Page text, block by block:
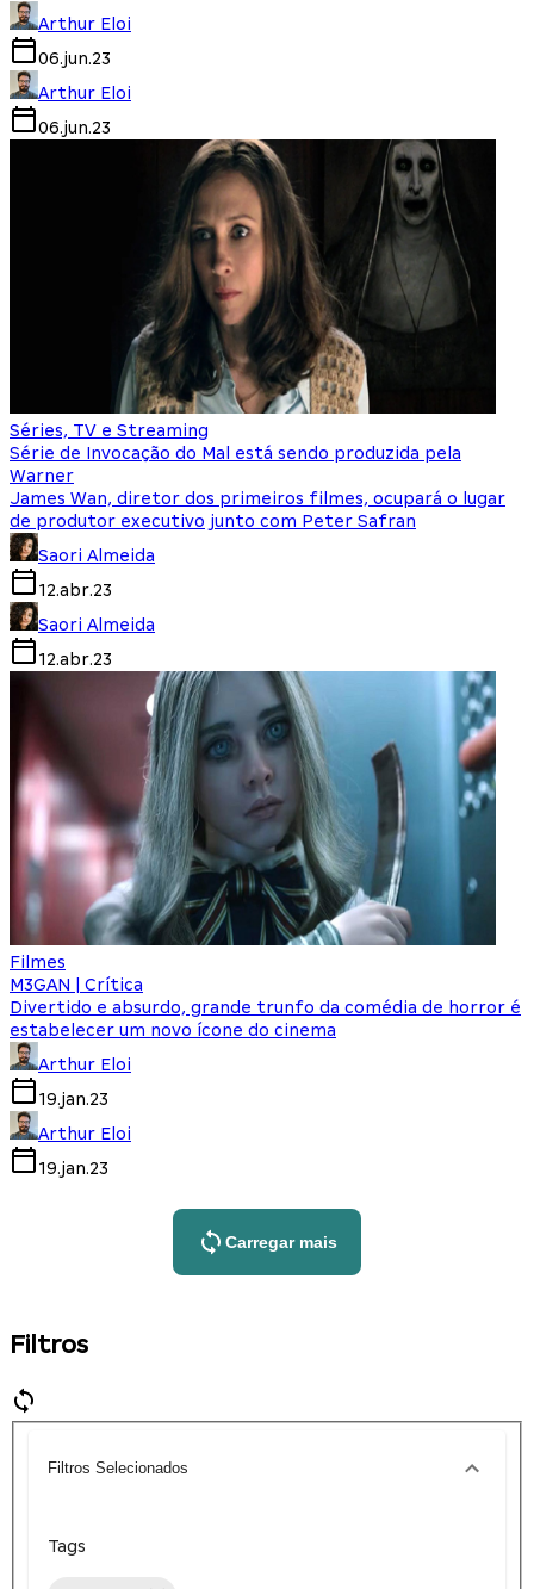
Arthur Eloi
06.jun.23
Arthur Eloi
06.jun.23
Séries, TV e Streaming
Série de Invocação do Mal está sendo produzida pela
Warner
James Wan, diretor dos primeiros filmes, ocupará o lugar
de produtor executivo junto com Peter Safran
Saori Almeida
12.abr.23
Saori Almeida
12.abr.23
Filmes
M3GAN | Crítica
Divertido e absurdo, grande trunfo da comédia de horror é
estabelecer um novo ícone do cinema
Arthur Eloi
19.jan.23
Arthur Eloi
19.jan.23
Carregar mais
Filtros
Filtros Selecionados
Tags